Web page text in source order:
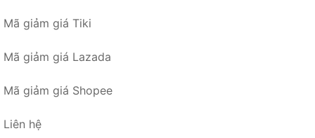
Mã giảm giá Tiki
Mã giảm giá Lazada
Mã giảm giá Shopee
Liên hệ